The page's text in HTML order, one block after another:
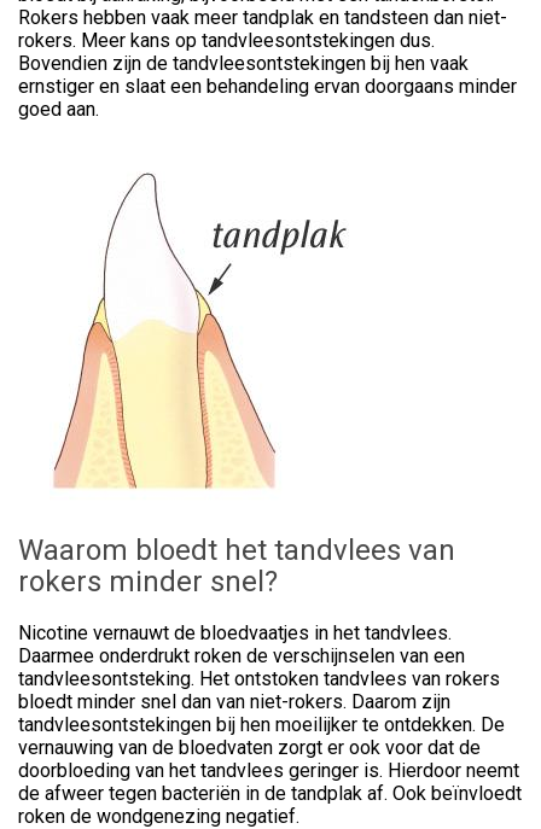
Rokers hebben vaak meer tandplak en tandsteen dan niet-
rokers. Meer kans op tandvleesontstekingen dus.
Bovendien zijn de tandvleesontstekingen bij hen vaak
ernstiger en slaat een behandeling ervan doorgaans minder
goed aan.
Waarom bloedt het tandvlees van
rokers minder snel?
Nicotine vernauwt de bloedvaatjes in het tandvlees.
Daarmee onderdrukt roken de verschijnselen van een
tandvleesontsteking. Het ontstoken tandvlees van rokers
bloedt minder snel dan van niet-rokers. Daarom zijn
tandvleesontstekingen bij hen moeilijker te ontdekken. De
vernauwing van de bloedvaten zorgt er ook voor dat de
doorbloeding van het tandvlees geringer is. Hierdoor neemt
de afweer tegen bacteriën in de tandplak af. Ook beïnvloedt
roken de wondgenezing negatief.